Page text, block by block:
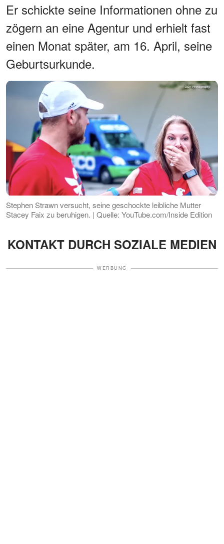
Er schickte seine Informationen ohne zu
zögern an eine Agentur und erhielt fast
einen Monat später, am 16. April, seine
Geburtsurkunde.
Stephen Strawn versucht, seine geschockte leibliche Mutter
Stacey Faix zu beruhigen. | Quelle: YouTube.com/Inside Edition
KONTAKT DURCH SOZIALE MEDIEN
WERBUNG